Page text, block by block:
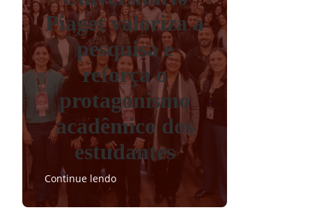
Piaget valoriza a
pesquisa e
reforça o
protagonismo
acadêmico dos
estudantes
Continue lendo